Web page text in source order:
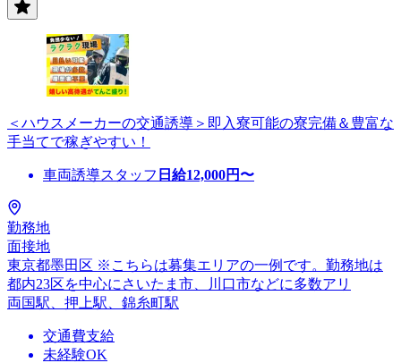
＜ハウスメーカーの交通誘導＞即入寮可能の寮完備＆豊富な
手当てで稼ぎやすい！
車両誘導スタッフ 日給12,000円〜
勤務地
面接地
東京都墨田区 ※こちらは募集エリアの一例です。勤務地は
都内23区を中心にさいたま市、川口市などに多数アリ
両国駅、押上駅、錦糸町駅
交通費支給
未経験OK